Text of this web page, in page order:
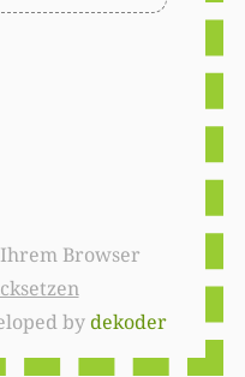
bydekoder